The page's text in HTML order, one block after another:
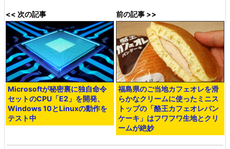
<< 次の記事
Microsoftが秘密裏に独自命令
セットのCPU「E2」を開発、
Windows 10とLinuxの動作を
テスト中
前の記事 >>
福島県のご当地カフェオレを滑
らかなクリームに使ったミニス
トップの「酪王カフェオレパン
ケーキ」はフワフワ生地とクリ
ームが絶妙